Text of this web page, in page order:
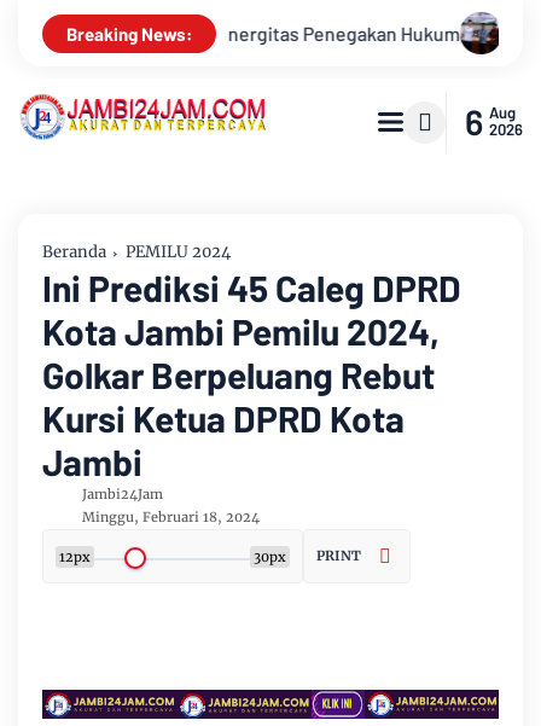
Breaking News:
Hukum Bupati Kabupaten Muarojambi Buka
6 Aug
2026
Beranda PEMILU 2024
Ini Prediksi 45 Caleg DPRD
Kota Jambi Pemilu 2024,
Golkar Berpeluang Rebut
Kursi Ketua DPRD Kota
Jambi
Jambi24Jam
Minggu, Februari 18, 2024
12px 30px PRINT